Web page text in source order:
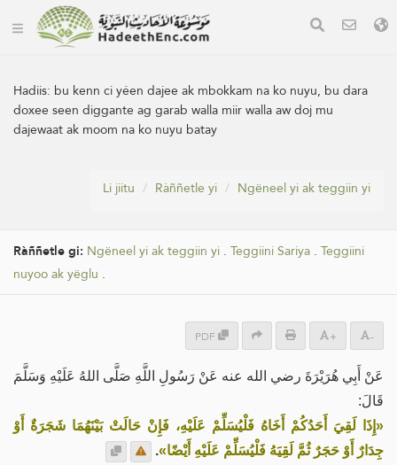
Hadiis: bu kenn ci yéen dajee ak mbokkam na ko nuyu, bu dara
doxee seen diggante ag garab walla miir walla aw doj mu
dajewaat ak moom na ko nuyu batay
Li jiitu Ràññetle yi Ngëneel yi ak teggiin yi
Ràññetle gi: Ngëneel yi ak teggiin yi . Teggiini Sariya . Teggiini
nuyoo ak yëglu .
PDF + -
عَنْ أَبِي هُرَيْرَةَ رضي الله عنه عَنْ رَسُولِ اللَّهِ صَلَّى اللهُ عَلَيْهِ وَسَلَّمَ
قَالَ:
«إِذَا لَقِيَ أَحَدُكُمْ أَخَاهُ فَلْيُسَلِّمْ عَلَيْهِ، فَإِنْ حَالَتْ بَيْنَهُمَا شَجَرَةٌ أَوْ
جِدَارٌ أَوْ حَجَرٌ ثُمَّ لَقِيَهُ فَلْيُسَلِّمْ عَلَيْهِ أَيْضًا».